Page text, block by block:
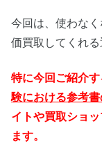
今回は、使わな
価買取してくれる
特に今回ご紹介す
験における参考書
イトや買取ショ
ます。